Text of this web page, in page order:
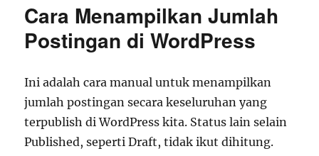
Cara Menampilkan Jumlah
Postingan di WordPress
Ini adalah cara manual untuk menampilkan
jumlah postingan secara keseluruhan yang
terpublish di WordPress kita. Status lain selain
Published, seperti Draft, tidak ikut dihitung.